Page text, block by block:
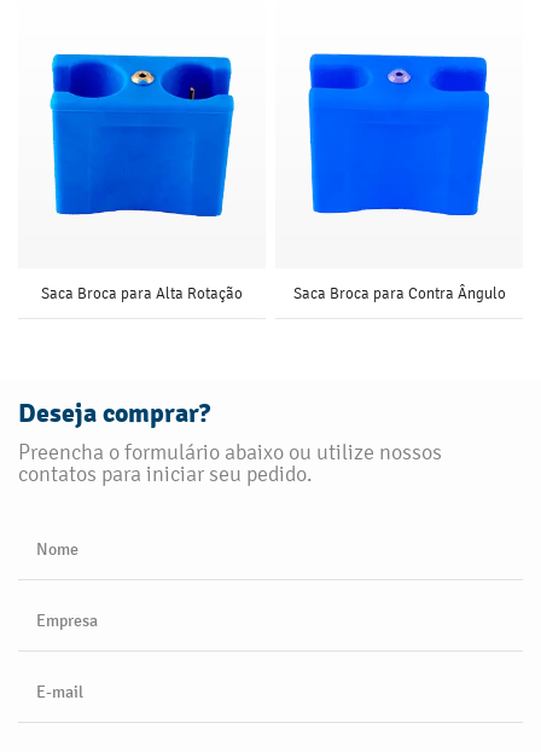
Saca Broca para Alta Rotação Saca Broca para Contra Ângulo
Deseja comprar?
Preencha o formulário abaixo ou utilize nossos
contatos para iniciar seu pedido.
Nome
Empresa
E-mail